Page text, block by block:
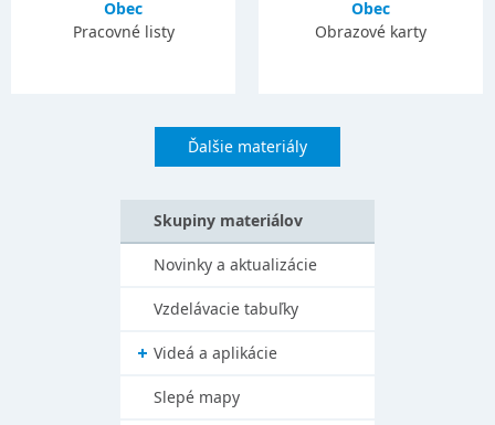
Obec
Pracovné listy
Obec
Obrazové karty
Ďalšie materiály
Skupiny materiálov
Novinky a aktualizácie
Vzdelávacie tabuľky
Videá a aplikácie
Slepé mapy